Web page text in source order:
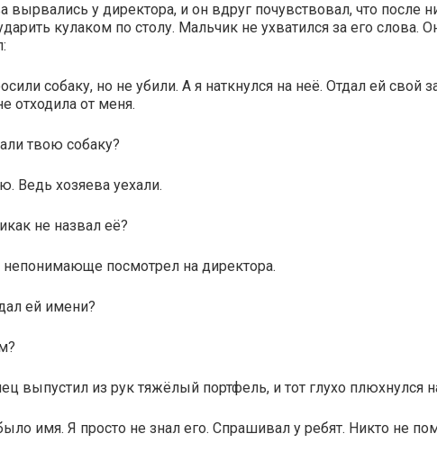
вырвались у директора, и он вдруг почувствовал, что после
кулаком по столу. Мальчик не ухватился за его слова.
собаку, но не убили. А я наткнулся на неё. Отдал ей свой
отходила от меня.
твою собаку?
Ведь хозяева уехали.
не назвал её?
посмотрел на директора.
ей имени?
выпустил из рук тяжёлый портфель, и тот глухо плюхнулся
имя. Я просто не знал его. Спрашивал у ребят. Никто не